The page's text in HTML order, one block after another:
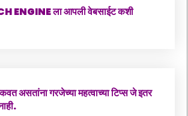
ENGINE ला आपली वेबसाईट कशी
असतांना गरजेच्या महत्वाच्या टिप्स जे इतर